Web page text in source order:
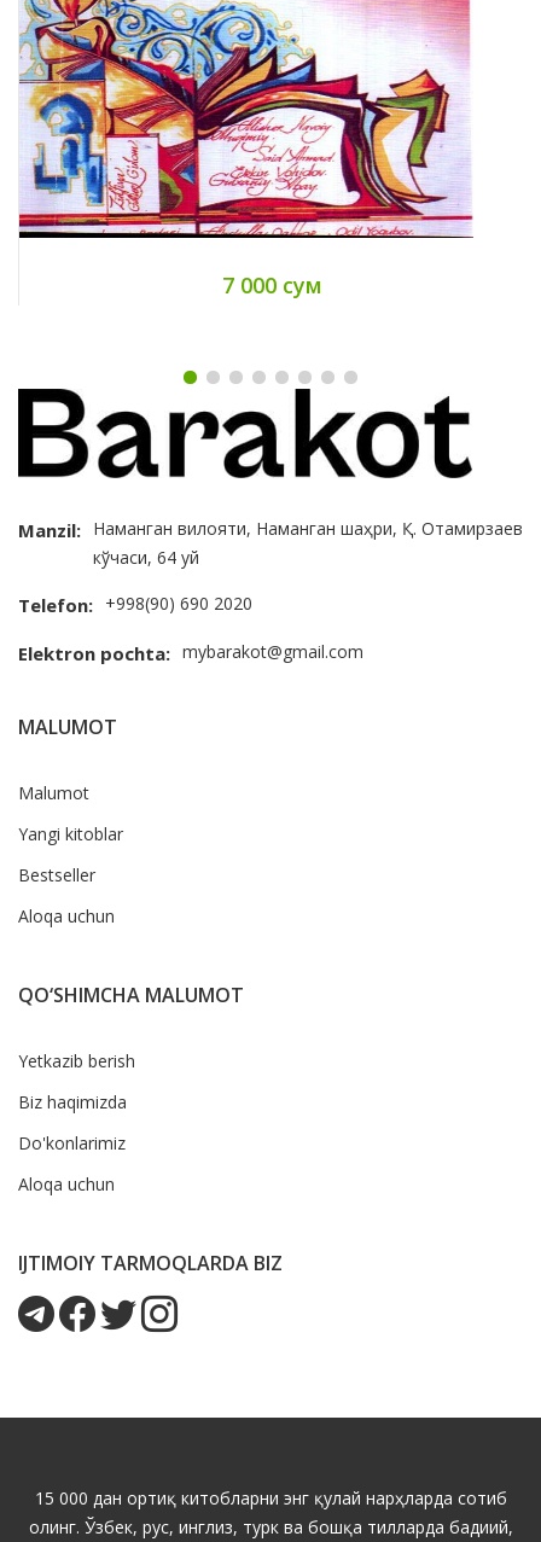
7 000 сум
Manzil: Наманган вилояти, Наманган шаҳри, Қ. Отамирзаев
кўчаси, 64 уй
Telefon: +998(90) 690 2020
Elektron pochta: mybarakot@gmail.com
MALUMOT
Malumot
Yangi kitoblar
Bestseller
Aloqa uchun
QO‘SHIMCHA MALUMOT
Yetkazib berish
Biz haqimizda
Do'konlarimiz
Aloqa uchun
IJTIMOIY TARMOQLARDA BIZ
15 000 дан ортиқ китобларни энг қулай нарҳларда сотиб
олинг. Ўзбек, рус, инглиз, турк ва бошқа тилларда бадиий,